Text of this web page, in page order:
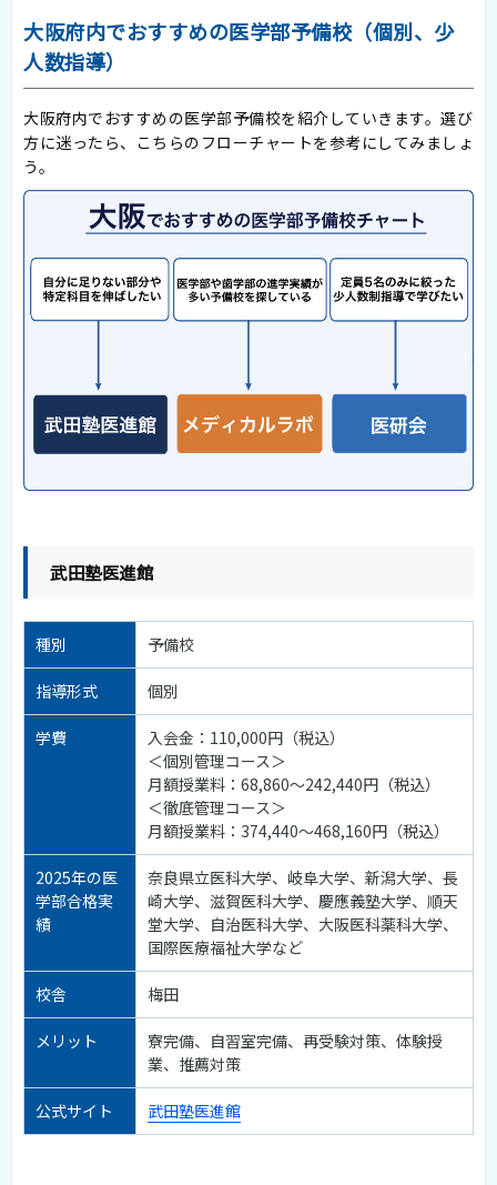
大阪府内でおすすめの医学部予備校（個別、少
人数指導）
大阪府内でおすすめの医学部予備校を紹介していきます。選び
方に迷ったら、こちらのフローチャートを参考にしてみましょ
う。
武田塾医進館
種別 予備校
指導形式 個別
学費
入会金：110,000円（税込）
＜個別管理コース＞
月額授業料：68,860〜242,440円（税込）
＜徹底管理コース＞
月額授業料：374,440〜468,160円（税込）
2025年の医
学部合格実
績
奈良県立医科大学、岐阜大学、新潟大学、長
崎大学、滋賀医科大学、慶應義塾大学、順天
堂大学、自治医科大学、大阪医科薬科大学、
国際医療福祉大学など
校舎 梅田
メリット
寮完備、自習室完備、再受験対策、体験授
業、推薦対策
公式サイト 武田塾医進館